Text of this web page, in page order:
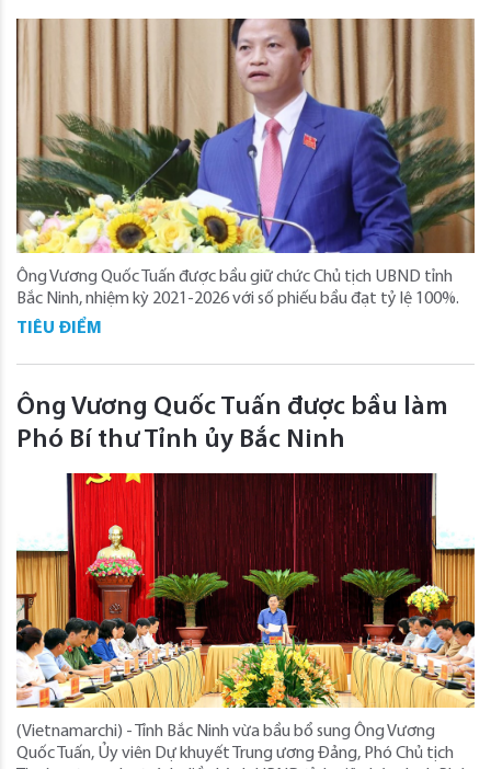
Ông Vương Quốc Tuấn được bầu giữ chức Chủ tịch UBND tỉnh
Bắc Ninh, nhiệm kỳ 2021-2026 với số phiếu bầu đạt tỷ lệ 100%.
TIÊU ĐIỂM
Ông Vương Quốc Tuấn được bầu làm
Phó Bí thư Tỉnh ủy Bắc Ninh
(Vietnamarchi) - Tỉnh Bắc Ninh vừa bầu bổ sung Ông Vương
Quốc Tuấn, Ủy viên Dự khuyết Trung ương Đảng, Phó Chủ tịch